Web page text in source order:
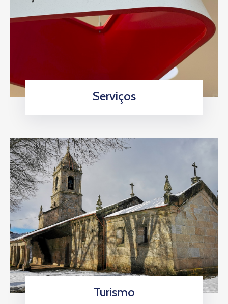
Serviços
Turismo